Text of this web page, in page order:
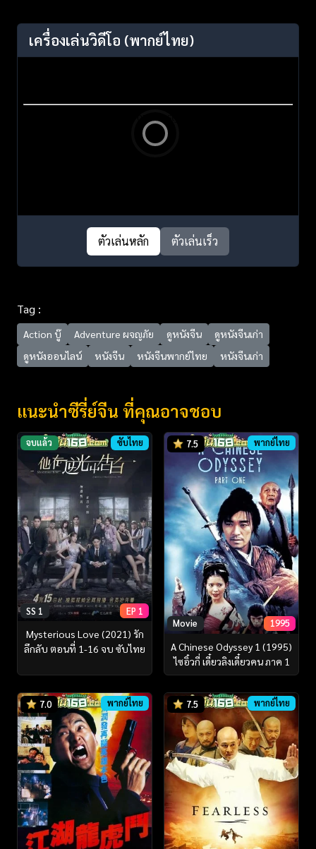
เครื่องเล่นวิดีโอ (พากย์ไทย)
ตัวเล่นหลัก ตัวเล่นเร็ว
Tag :
Action บู๊ Adventure ผจญภัย ดูหนังจีน
ดูหนังจีนเก่า
ดูหนังออนไลน์
หนังจีน หนังจีนพากย์ไทย หนังจีนเก่า
แนะนำซีรี่ย์จีน ที่คุณอาจชอบ
จบแล้ว ซับไทย
SS 1 EP 1
Mysterious Love (2021) รัก
ลึกลับ ตอนที่ 1-16 จบ ซับไทย
7.5 พากย์ไทย
Movie 1995
A Chinese Odyssey 1 (1995)
ไซอิ๋วกี่ เดี๋ยวลิงเดี๋ยวคน ภาค 1
7.0 พากย์ไทย 7.5 พากย์ไทย